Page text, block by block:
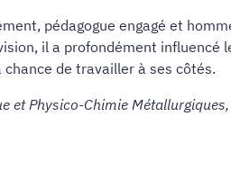
pédagogue engagé et
il a profondément influencé
de travailler à ses côtés.
et Physico-Chimie